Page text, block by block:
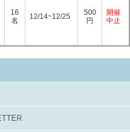
16
名
12/14~12/25
500
円
開催
中止